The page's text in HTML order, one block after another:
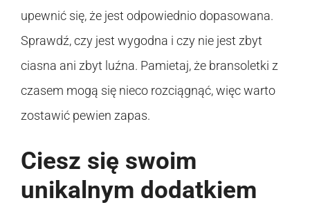
upewnić się, że jest odpowiednio dopasowana.
Sprawdź, czy jest wygodna i czy nie jest zbyt
ciasna ani zbyt luźna. Pamietaj, że bransoletki z
czasem mogą się nieco rozciągnąć, więc warto
zostawić pewien zapas.
Ciesz się swoim
unikalnym dodatkiem